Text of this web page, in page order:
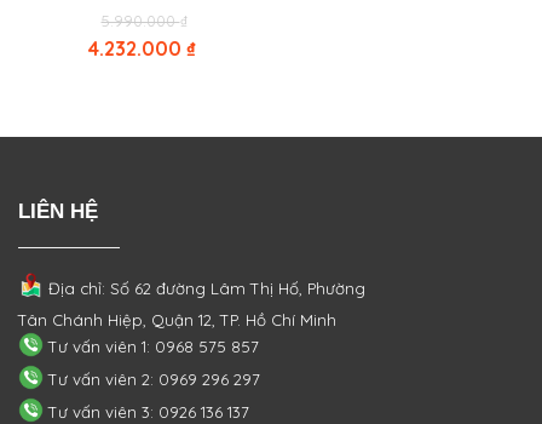
5.990.000₫Original
price
was:
4.232.000 ₫
LIÊN HỆ
Địa chỉ: Số 62 đường Lâm Thị Hố, Phường
Tân Chánh Hiệp, Quận 12, TP. Hồ Chí Minh
Tư vấn viên 1: 0968 575 857
Tư vấn viên 2: 0969 296 297
Tư vấn viên 3: 0926 136 137